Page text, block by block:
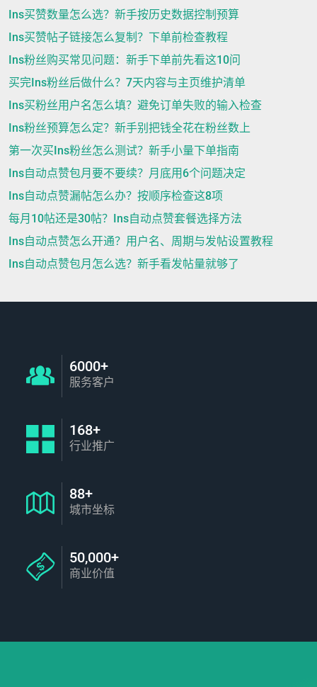
Ins买赞数量怎么选？新手按历史数据控制预算
Ins买赞帖子链接怎么复制？下单前检查教程
Ins粉丝购买常见问题：新手下单前先看这10问
买完Ins粉丝后做什么？7天内容与主页维护清单
Ins买粉丝用户名怎么填？避免订单失败的输入检查
Ins粉丝预算怎么定？新手别把钱全花在粉丝数上
第一次买Ins粉丝怎么测试？新手小量下单指南
Ins自动点赞包月要不要续？月底用6个问题决定
Ins自动点赞漏帖怎么办？按顺序检查这8项
每月10帖还是30帖？Ins自动点赞套餐选择方法
Ins自动点赞怎么开通？用户名、周期与发帖设置教程
Ins自动点赞包月怎么选？新手看发帖量就够了
6000+
服务客户
168+
行业推广
88+
城市坐标
50,000+
商业价值